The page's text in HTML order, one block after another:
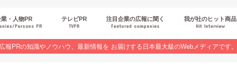
ト
・人物PR
Persons PR
テレビPR
TVPR
注目企業の広報に聞く
Featured companies
我が社のヒット商品
Hit Interview
PRの知識やノウハウ、最新情報を お届けする日本最大級のWebメディアです。